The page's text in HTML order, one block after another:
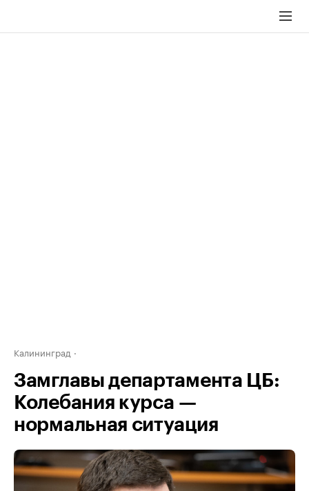
Калининград
Замглавы департамента ЦБ:
Колебания курса —
нормальная ситуация